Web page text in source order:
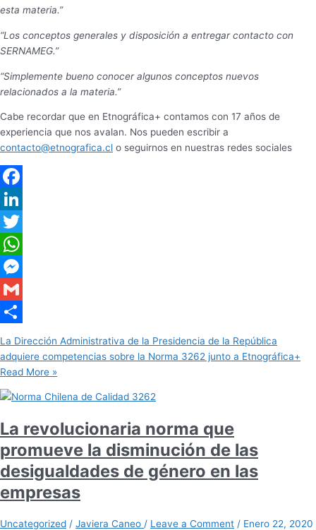
esta materia.”
“Los conceptos generales y disposición a entregar contacto con
SERNAMEG.”
“Simplemente bueno conocer algunos conceptos nuevos
relacionados a la materia.”
Cabe recordar que en Etnográfica+ contamos con 17 años de
experiencia que nos avalan. Nos pueden escribir a
contacto@etnografica.cl o seguirnos en nuestras redes sociales
Facebook
LinkedIn
Twitter
WhatsApp
Messenger
Gmail
Share
La Dirección Administrativa de la Presidencia de la República
adquiere competencias sobre la Norma 3262 junto a Etnográfica+
Read More »
La revolucionaria norma que
promueve la disminución de las
desigualdades de género en las
empresas
Uncategorized / Javiera Caneo / Leave a Comment / Enero 22, 2020